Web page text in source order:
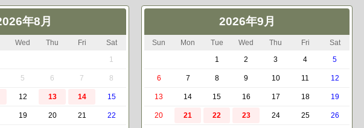
年8月
Wed Thu Fri
Sat
1
5 6 7 8
12 13 14 15
19 20 21 22
2026年9月
Sun Mon Tue Wed Thu Fri
Sat
1
2 3 4 5
6 7 8 9 10 11 12
13 14 15 16 17 18 19
20 21 22 23 24 25 26